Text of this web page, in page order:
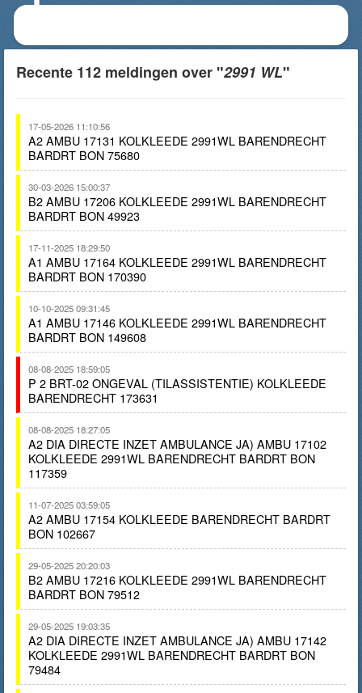
Recente 112 meldingen over "2991 WL"
17-05-2026 11:10:56
A2 AMBU 17131 KOLKLEEDE 2991WL BARENDRECHT
BARDRT BON 75680
30-03-2026 15:00:37
B2 AMBU 17206 KOLKLEEDE 2991WL BARENDRECHT
BARDRT BON 49923
17-11-2025 18:29:50
A1 AMBU 17164 KOLKLEEDE 2991WL BARENDRECHT
BARDRT BON 170390
10-10-2025 09:31:45
A1 AMBU 17146 KOLKLEEDE 2991WL BARENDRECHT
BARDRT BON 149608
08-08-2025 18:59:05
P 2 BRT-02 ONGEVAL (TILASSISTENTIE) KOLKLEEDE
BARENDRECHT 173631
08-08-2025 18:27:05
A2 DIA DIRECTE INZET AMBULANCE JA) AMBU 17102
KOLKLEEDE 2991WL BARENDRECHT BARDRT BON
117359
11-07-2025 03:59:05
A2 AMBU 17154 KOLKLEEDE BARENDRECHT BARDRT
BON 102667
29-05-2025 20:20:03
B2 AMBU 17216 KOLKLEEDE 2991WL BARENDRECHT
BARDRT BON 79512
29-05-2025 19:03:35
A2 DIA DIRECTE INZET AMBULANCE JA) AMBU 17142
KOLKLEEDE 2991WL BARENDRECHT BARDRT BON
79484